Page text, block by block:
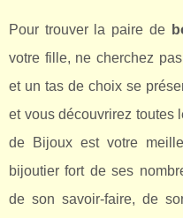
Pour trouver la paire de
votre fille, ne cherchez
et un tas de choix se
et vous découvrirez toutes
de Bijoux est votre
bijoutier fort de ses
de son savoir-faire, de